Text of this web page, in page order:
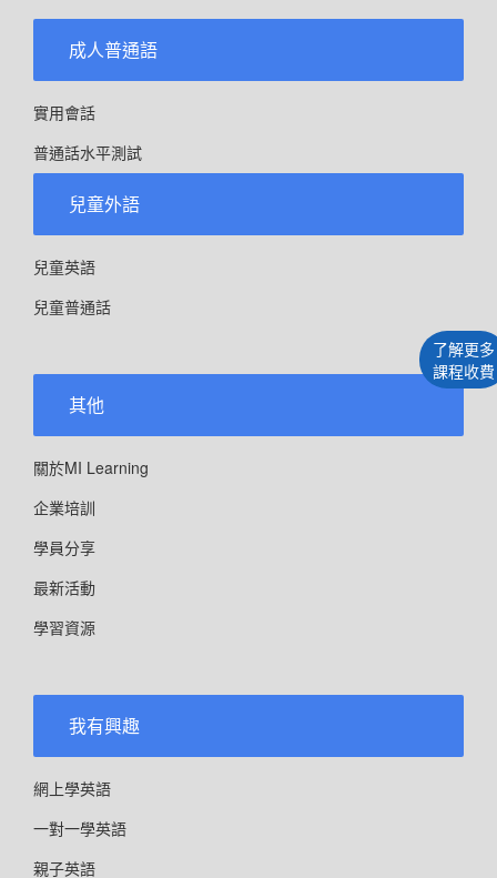
了解更多
課程收費
成人普通語
實用會話
普通話水平測試
兒童外語
兒童英語
兒童普通話
其他
關於MI Learning
企業培訓
學員分享
最新活動
學習資源
我有興趣
網上學英語
一對一學英語
親子英語